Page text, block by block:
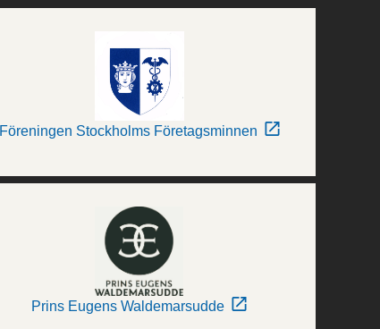
Föreningen Stockholms Företagsminnen
Prins Eugens Waldemarsudde